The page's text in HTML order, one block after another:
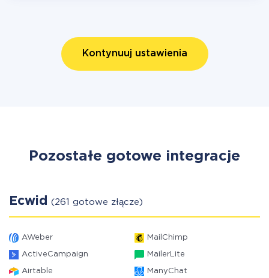
Kontynuuj ustawienia
Pozostałe gotowe integracje
Ecwid (261 gotowe złącze)
AWeber MailChimp
ActiveCampaign MailerLite
Airtable ManyChat